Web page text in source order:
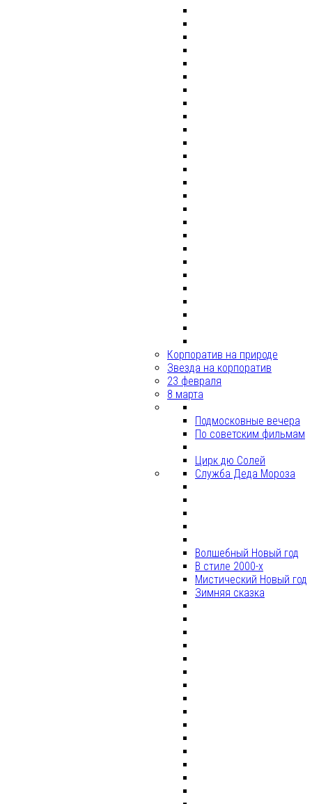
Корпоратив на природе
Звезда на корпоратив
23 февраля
8 марта
Подмосковные вечера
По советским фильмам
Цирк дю Солей
Служба Деда Мороза
Волшебный Новый год
В стиле 2000-х
Мистический Новый год
Зимняя сказка